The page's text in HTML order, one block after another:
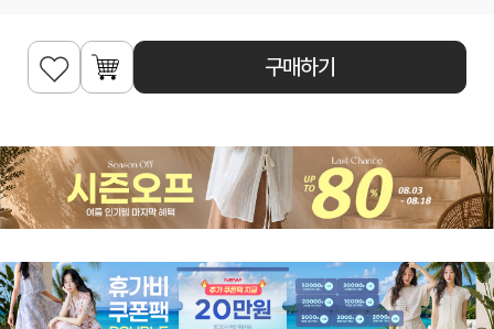
구매하기